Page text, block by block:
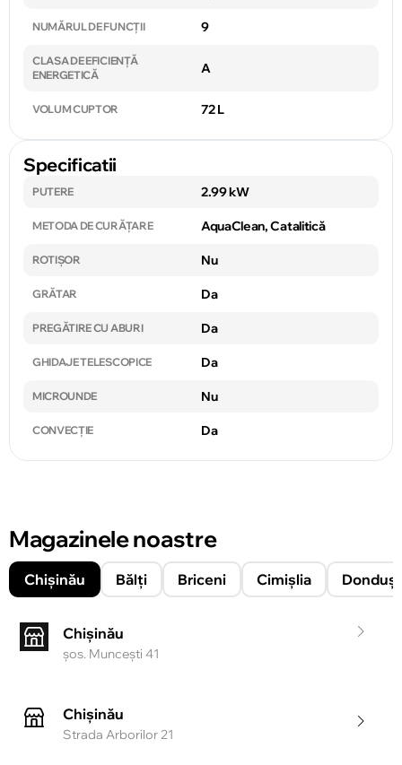
NUMĂRUL DE FUNCȚII 9
CLASA DE EFICIENȚĂ
ENERGETICĂ
A
VOLUM CUPTOR 72 L
Specificatii
PUTERE 2.99 kW
METODA DE CURĂȚARE AquaClean, Catalitică
ROTIȘOR Nu
GRĂTAR Da
PREGĂTIRE CU ABURI Da
GHIDAJE TELESCOPICE Da
MICROUNDE Nu
CONVECȚIE Da
Magazinele noastre
Chișinău Bălți Briceni Cimișlia
Chișinău
şos. Munceşti 41
Chișinău
Strada Arborilor 21